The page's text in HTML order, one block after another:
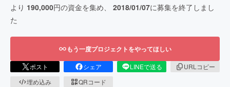
より 190,000円の資金を集め、 2018/01/07に募集を終了しまし
た
もう一度プロジェクトをやってほしい
ポスト シェア LINEで送る
URLコピー
埋め込み
QRコード